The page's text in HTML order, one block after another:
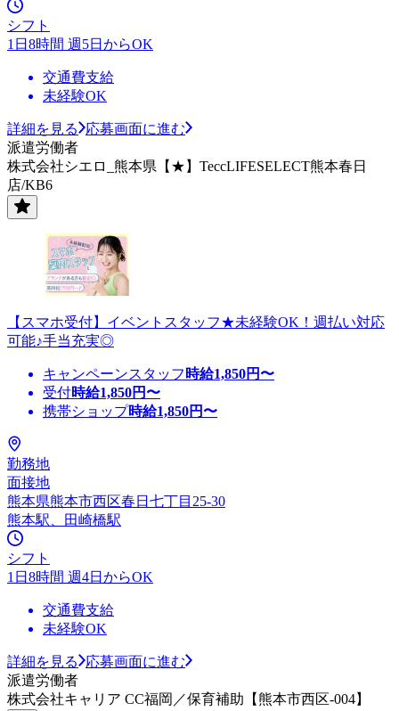
シフト
1日8時間 週5日からOK
交通費支給
未経験OK
詳細を見る
応募画面に進む
派遣労働者
株式会社シエロ_熊本県【★】TeccLIFESELECT熊本春日
店/KB6
【スマホ受付】イベントスタッフ★未経験OK！週払い対応
可能♪手当充実◎
キャンペーンスタッフ 時給1,850円〜
受付時給1,850円〜
携帯ショップ時給1,850円〜
勤務地
面接地
熊本県熊本市西区春日七丁目25-30
熊本駅、田崎橋駅
シフト
1日8時間 週4日からOK
交通費支給
未経験OK
詳細を見る
応募画面に進む
派遣労働者
株式会社キャリア CC福岡／保育補助【熊本市西区-004】